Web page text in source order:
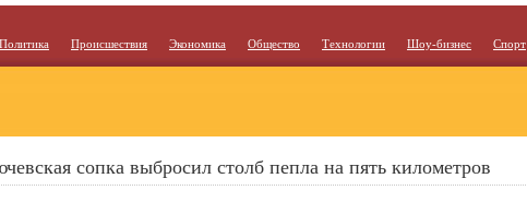
Политика Происшествия Экономика Общество Технологии Шоу-бизнес Спорт
сопка выбросил столб пепла на пять километров